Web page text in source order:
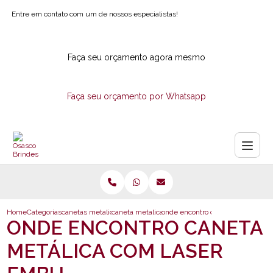
Entre em contato com um de nossos especialistas!
Faça seu orçamento agora mesmo
Faça seu orçamento por Whatsapp
HomeCategoriascanetas metalicascaneta metalica de brindesonde encontro caneta metalica
ONDE ENCONTRO CANETA
METÁLICA COM LASER